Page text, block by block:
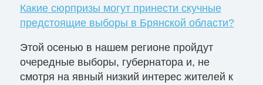
Какие сюрпризы могут принести скучные
предстоящие выборы в Брянской области?
Этой осенью в нашем регионе пройдут
очередные выборы, губернатора и, не
смотря на явный низкий интерес жителей к